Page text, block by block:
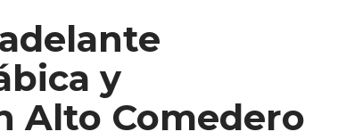
y
Alto Comedero